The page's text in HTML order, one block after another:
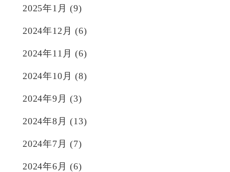
2025年1月 (9)
2024年12月 (6)
2024年11月 (6)
2024年10月 (8)
2024年9月 (3)
2024年8月 (13)
2024年7月 (7)
2024年6月 (6)